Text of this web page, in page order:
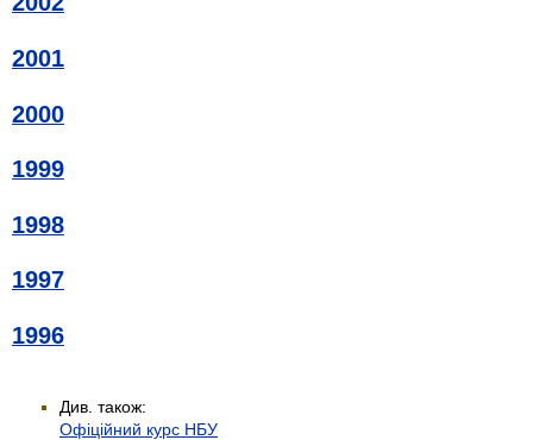
2001
2000
1999
1998
1997
1996
Див. також:
Офіційний курс НБУ